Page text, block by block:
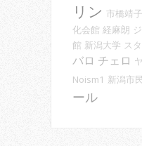
リン 市橋靖子
化会館 経麻朗
館 新潟大学 ス
バロ チェロ
Noism1 新潟市
ール